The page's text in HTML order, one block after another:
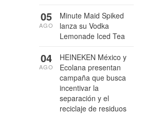
Minute Maid Spiked
lanza su Vodka
Lemonade Iced Tea
05
AGO
HEINEKEN México y
Ecolana presentan
campaña que busca
incentivar la
separación y el
reciclaje de residuos
04
AGO